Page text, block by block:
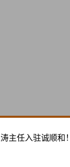
主任入驻诚顺和！